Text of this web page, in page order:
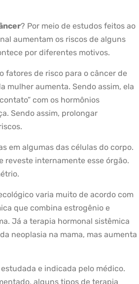
? Por meio de estudos feitos ao
aumentam os riscos de alguns
por diferentes motivos.
fatores de risco para o câncer de
mulher aumenta. Sendo assim, ela
com os hormônios
Sendo assim, prolongar
em algumas das células do corpo.
reveste internamente esse órgão.
varia muito de acordo com
que combina estrogênio e
Já a terapia hormonal sistêmica
neoplasia na mama, mas aumenta
e indicada pelo médico.
alguns tipos de terapia